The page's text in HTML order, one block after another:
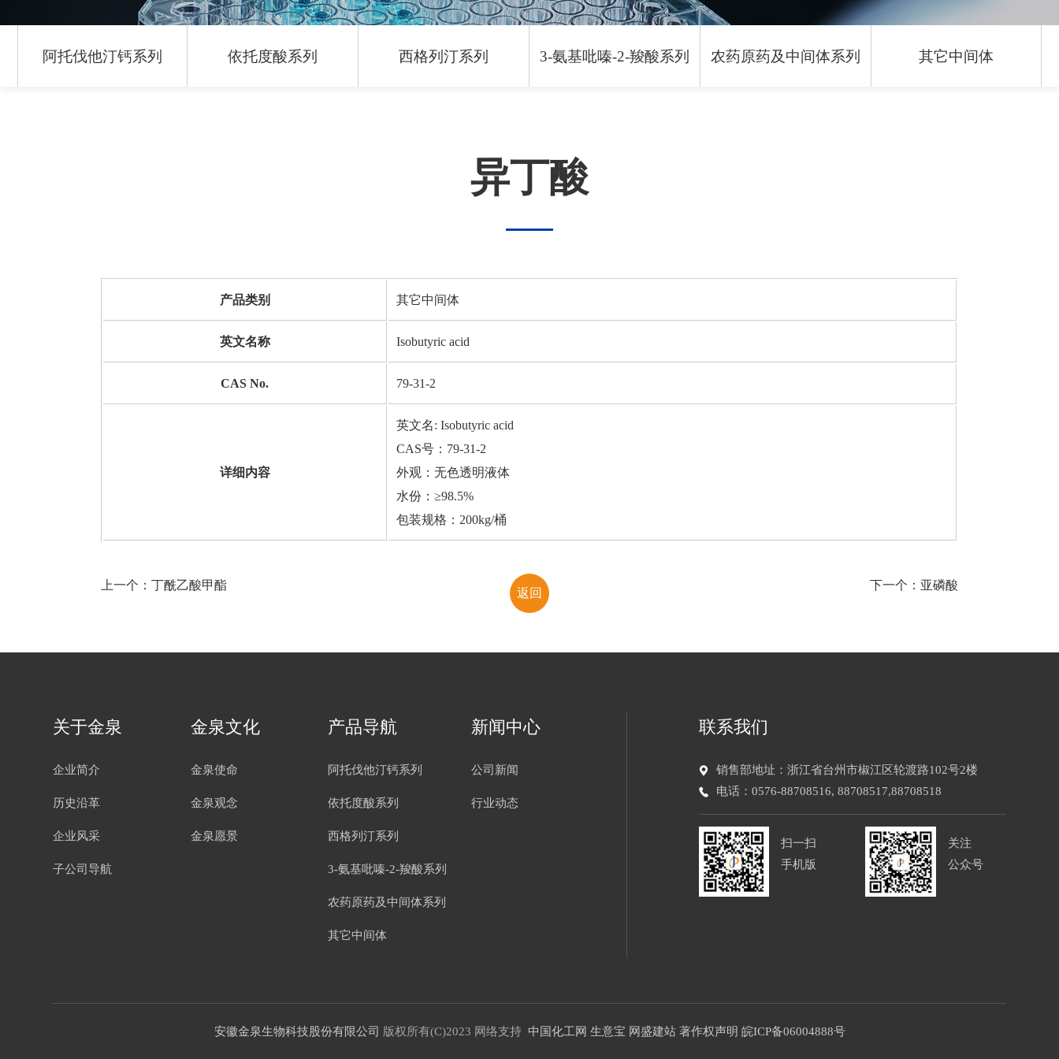
阿托伐他汀钙系列 依托度酸系列 西格列汀系列 3-氨基吡嗪-2-羧酸系列 农药原药及中间体系列 其它中间体
异丁酸
产品类别 其它中间体
英文名称 Isobutyric acid
CAS No. 79-31-2
详细内容
英文名: Isobutyric acid
CAS号：79-31-2
外观：无色透明液体
水份：≥98.5%
包装规格：200kg/桶
上一个： 丁酰乙酸甲酯
返回
下一个： 亚磷酸
关于金泉
企业简介
历史沿革
企业风采
子公司导航
金泉文化
金泉使命
金泉观念
金泉愿景
产品导航
阿托伐他汀钙系列
依托度酸系列
西格列汀系列
3-氨基吡嗪-2-羧酸系列
农药原药及中间体系列
其它中间体
新闻中心
公司新闻
行业动态
联系我们
销售部地址：浙江省台州市椒江区轮渡路102号2楼
电话：0576-88708516, 88708517,88708518
扫一扫
手机版
关注
公众号
安徽金泉生物科技股份有限公司 版权所有(C)2023 网络支持 中国化工网 生意宝 网盛建站 著作权声明 皖ICP备06004888号